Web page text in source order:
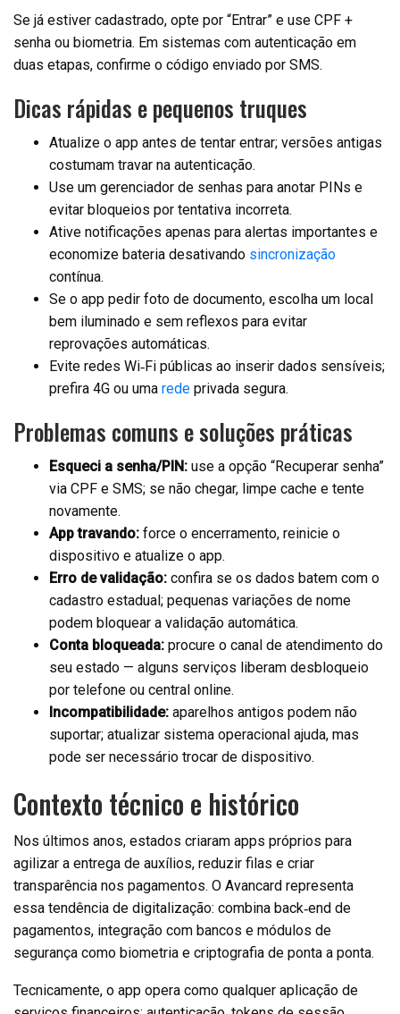
Se já estiver cadastrado, opte por “Entrar” e use CPF +
senha ou biometria. Em sistemas com autenticação em
duas etapas, confirme o código enviado por SMS.
Dicas rápidas e pequenos truques
Atualize o app antes de tentar entrar; versões antigas
costumam travar na autenticação.
Use um gerenciador de senhas para anotar PINs e
evitar bloqueios por tentativa incorreta.
Ative notificações apenas para alertas importantes e
economize bateria desativando sincronização
contínua.
Se o app pedir foto de documento, escolha um local
bem iluminado e sem reflexos para evitar
reprovações automáticas.
Evite redes Wi‑Fi públicas ao inserir dados sensíveis;
prefira 4G ou uma rede privada segura.
Problemas comuns e soluções práticas
Esqueci a senha/PIN: use a opção “Recuperar senha”
via CPF e SMS; se não chegar, limpe cache e tente
novamente.
App travando: force o encerramento, reinicie o
dispositivo e atualize o app.
Erro de validação: confira se os dados batem com o
cadastro estadual; pequenas variações de nome
podem bloquear a validação automática.
Conta bloqueada: procure o canal de atendimento do
seu estado — alguns serviços liberam desbloqueio
por telefone ou central online.
Incompatibilidade: aparelhos antigos podem não
suportar; atualizar sistema operacional ajuda, mas
pode ser necessário trocar de dispositivo.
Contexto técnico e histórico
Nos últimos anos, estados criaram apps próprios para
agilizar a entrega de auxílios, reduzir filas e criar
transparência nos pagamentos. O Avancard representa
essa tendência de digitalização: combina back‑end de
pagamentos, integração com bancos e módulos de
segurança como biometria e criptografia de ponta a ponta.
Tecnicamente, o app opera como qualquer aplicação de